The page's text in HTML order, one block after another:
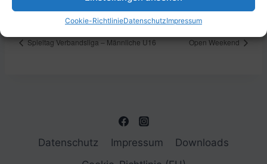
Cookie-RichtlinieDatenschutzImpressum
12:00 - 17:00
Deutschland
Spieltag Verbandsliga – Männliche U16 Open Weekend
Datenschutz Impressum
Downloads